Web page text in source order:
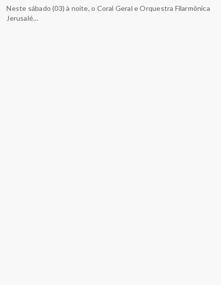
Neste sábado (03) à noite, o Coral Geral e Orquestra Filarmônica
Jerusalé...